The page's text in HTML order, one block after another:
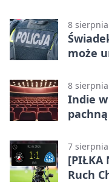
8
może
8
Indie
7
[PIŁKA
Ruch